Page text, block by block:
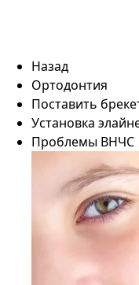
Назад
Ортодонтия
Поставить
Установка
Проблемы ВНЧС